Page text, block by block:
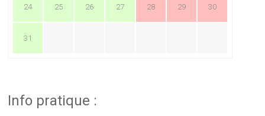
24 25 26 27 28 29 30
31
Info pratique :